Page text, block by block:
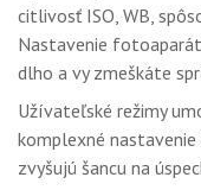
citlivosť ISO, WB,
Nastavenie
dlho a vy zmeškáte
Užívateľské režimy
komplexné
zvyšujú šancu na